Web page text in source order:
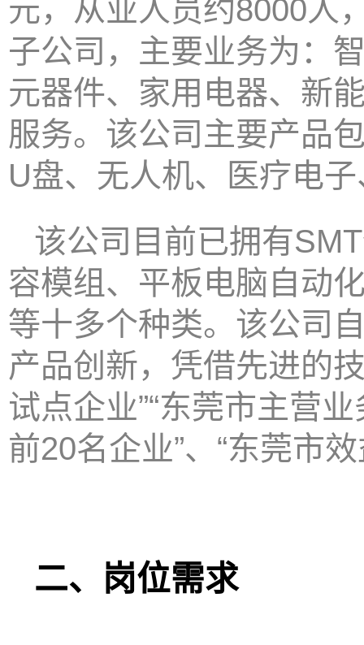
元，从业人员约8000人
子公司，主要业务为：
元器件、家用电器、新
服务。该公司主要产品
U盘、无人机、医疗电
该公司目前已拥有
容模组、平板电脑自动
等十多个种类。该公司
产品创新，凭借先进的
试点企业”“东莞市主营
前20名企业”、“东莞市
二、 岗位需求